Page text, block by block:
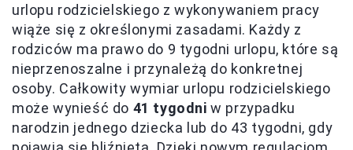
urlopu rodzicielskiego z wykonywaniem pracy
wiąże się z określonymi zasadami. Każdy z
rodziców ma prawo do 9 tygodni urlopu, które są
nieprzenoszalne i przynależą do konkretnej
osoby. Całkowity wymiar urlopu rodzicielskiego
może wynieść do 41 tygodni w przypadku
narodzin jednego dziecka lub do 43 tygodni, gdy